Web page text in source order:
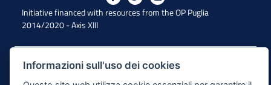
Initiative financed with resources from the OP Puglia
2014/2020 - Axis XIII
Accessibility
Informazioni sull'uso dei cookies